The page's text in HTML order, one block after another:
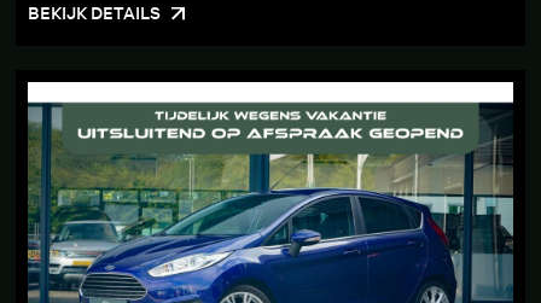
BEKIJK DETAILS